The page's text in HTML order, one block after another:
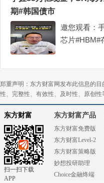
期#韩国债市
邀您观看：
芯片#HBM#
郑重声明：东方财富网发布此信息的
性、完整性、有效性、及时性、原创
东方财富
扫一扫下载
APP
东方财富产品
东方财富免费版
东方财富Level-2
东方财富策略版
妙想投研助理
Choice金融终端